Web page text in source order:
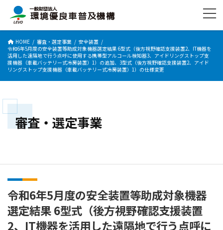
ッ
移
HOME 審査・選定事業
安全装置
令和6年5月度の安全装置等助成対象機器選定結果 6型式（後方視野確認支援装置2、IT機器を
活用した遠隔地で行う点呼に使用する携帯型アルコール検知器3、アイドリングストップ支
援機器（車載バッテリー式冷房装置）1）の追加、3型式（後方視野確認支援装置2、アイド
リングストップ支援機器（車載バッテリー式冷房装置）1）の仕様変更
審査・選定事業
令和6年5月度の安全装置等助成対象機器
選定結果 6型式（後方視野確認支援装置
2、IT機器を活用した遠隔地で行う点呼に